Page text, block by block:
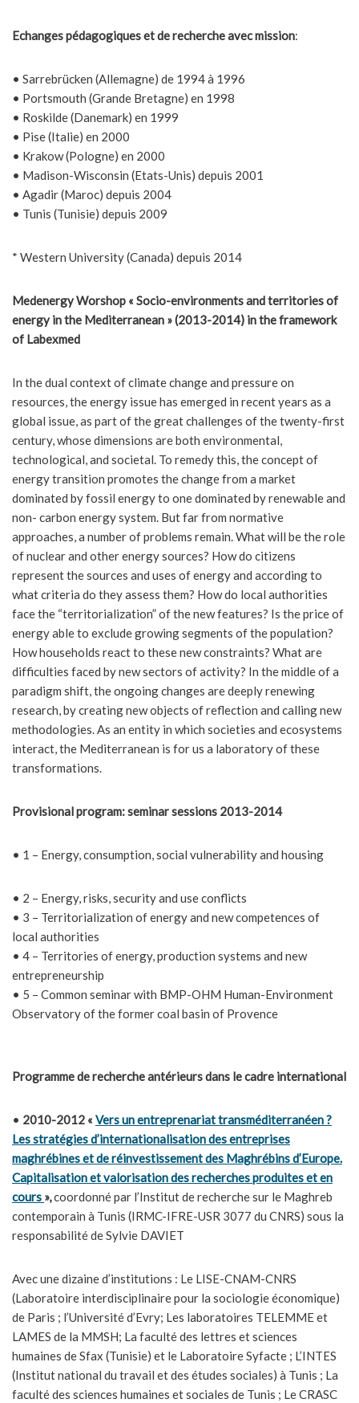
Echanges pédagogiques et de recherche avec mission:
• Sarrebrücken (Allemagne) de 1994 à 1996
• Portsmouth (Grande Bretagne) en 1998
• Roskilde (Danemark) en 1999
• Pise (Italie) en 2000
• Krakow (Pologne) en 2000
• Madison-Wisconsin (Etats-Unis) depuis 2001
• Agadir (Maroc) depuis 2004
• Tunis (Tunisie) depuis 2009
* Western University (Canada) depuis 2014
Medenergy Worshop « Socio-environments and territories of
energy in the Mediterranean » (2013-2014) in the framework
of Labexmed
In the dual context of climate change and pressure on
resources, the energy issue has emerged in recent years as a
global issue, as part of the great challenges of the twenty-first
century, whose dimensions are both environmental,
technological, and societal. To remedy this, the concept of
energy transition promotes the change from a market
dominated by fossil energy to one dominated by renewable and
non- carbon energy system. But far from normative
approaches, a number of problems remain. What will be the role
of nuclear and other energy sources? How do citizens
represent the sources and uses of energy and according to
what criteria do they assess them? How do local authorities
face the “territorialization” of the new features? Is the price of
energy able to exclude growing segments of the population?
How households react to these new constraints? What are
difficulties faced by new sectors of activity? In the middle of a
paradigm shift, the ongoing changes are deeply renewing
research, by creating new objects of reflection and calling new
methodologies. As an entity in which societies and ecosystems
interact, the Mediterranean is for us a laboratory of these
transformations.
Provisional program: seminar sessions 2013-2014
• 1 – Energy, consumption, social vulnerability and housing
• 2 – Energy, risks, security and use conflicts
• 3 – Territorialization of energy and new competences of
local authorities
• 4 – Territories of energy, production systems and new
entrepreneurship
• 5 – Common seminar with BMP-OHM Human-Environment
Observatory of the former coal basin of Provence
Programme de recherche antérieurs dans le cadre international
• 2010-2012 « Vers un entreprenariat transméditerranéen ?
Les stratégies d’internationalisation des entreprises
maghrébines et de réinvestissement des Maghrébins d’Europe.
Capitalisation et valorisation des recherches produites et en
cours »,coordonné par l’Institut de recherche sur le Maghreb
contemporain à Tunis (IRMC-IFRE-USR 3077 du CNRS) sous la
responsabilité de Sylvie DAVIET
Avec une dizaine d’institutions : Le LISE-CNAM-CNRS
(Laboratoire interdisciplinaire pour la sociologie économique)
de Paris ; l’Université d’Evry; Les laboratoires TELEMME et
LAMES de la MMSH; La faculté des lettres et sciences
humaines de Sfax (Tunisie) et le Laboratoire Syfacte ; L’INTES
(Institut national du travail et des études sociales) à Tunis ; La
faculté des sciences humaines et sociales de Tunis ; Le CRASC